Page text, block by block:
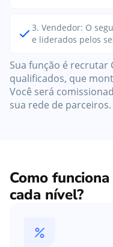
3. Vendedor: O
e liderados pelos
Sua função é recrutar
qualificados, que
Você será
sua rede de parceiros.
Como
cada nível?